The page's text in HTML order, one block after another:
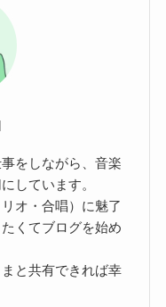
をしながら、音楽
しています。
オ・合唱）に魅了
くてブログを始め
と共有できれば幸